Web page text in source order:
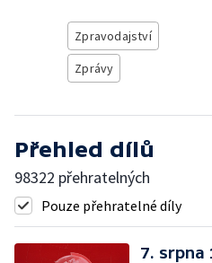
Zpravodajství
Zprávy
Přehled dílů
98322 přehratelných
Pouze přehratelné díly
7. srpna